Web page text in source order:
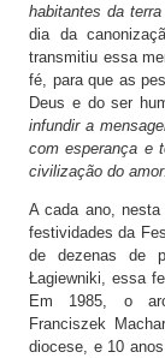
habitantes da
dia da
transmitiu essa
fé, para que as
Deus e do ser
infundir a
com esperança e
civilização do amor.
A cada ano,
festividades da
de dezenas de
Łagiewniki, essa
Em 1985, o
Franciszek
diocese, e 10